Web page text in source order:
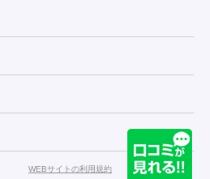
WEBサイトの利用規約